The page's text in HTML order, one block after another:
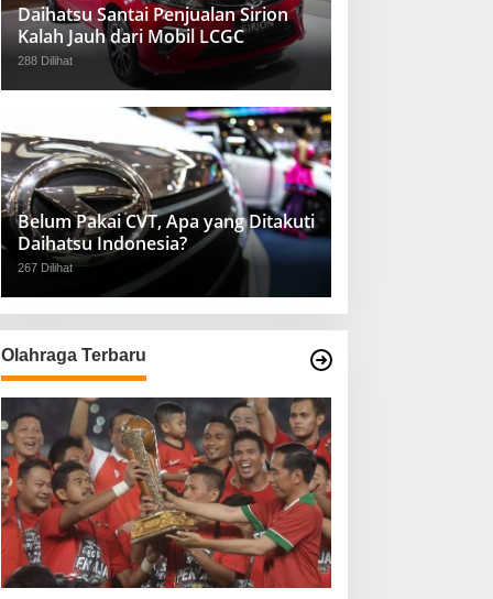
Daihatsu Santai Penjualan Sirion
Kalah Jauh dari Mobil LCGC
288 Dilihat
Belum Pakai CVT, Apa yang Ditakuti
Daihatsu Indonesia?
267 Dilihat
Olahraga Terbaru